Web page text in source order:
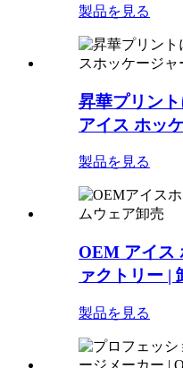
製品を見る
昇華プリン
アイス ホッ
製品を見る
OEM アイス
ァクトリー |
製品を見る